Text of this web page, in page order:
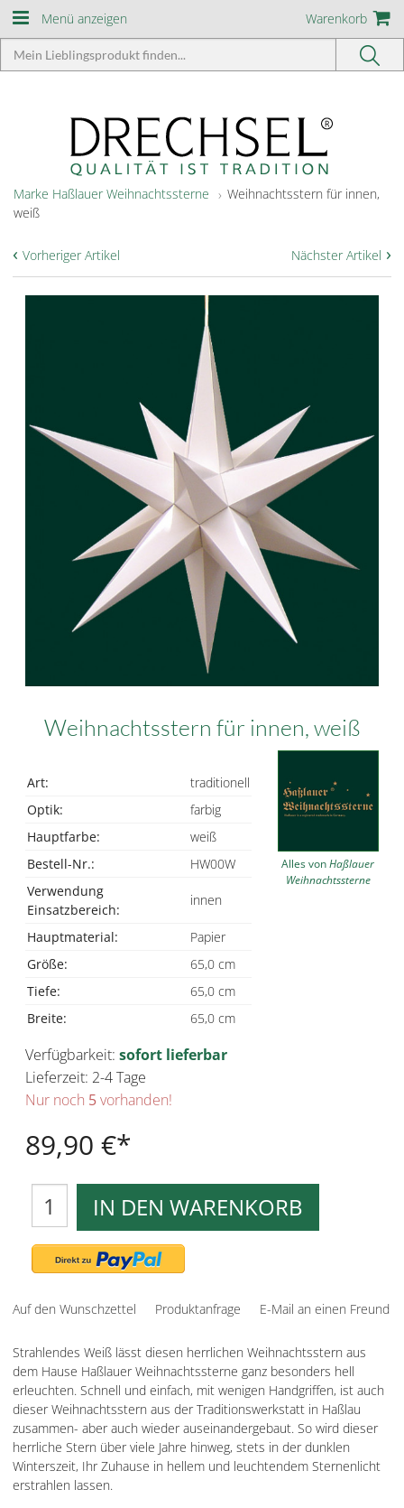
Menü anzeigen Warenkorb
Marke Haßlauer Weihnachtssterne
Weihnachtsstern für innen,
weiß
Nächster Artikel ›
‹ Vorheriger Artikel
Weihnachtsstern für innen, weiß
Art:
traditionell
Optik:
farbig
Hauptfarbe:
weiß
Bestell-Nr.:
HW00W
Verwendung
Einsatzbereich:
innen
Hauptmaterial:
Papier
Größe:
65,0 cm
Tiefe:
65,0 cm
Breite:
65,0 cm
Alles vonHaßlauer
Weihnachtssterne
Verfügbarkeit: sofort lieferbar
Lieferzeit: 2-4 Tage
Nur noch 5vorhanden!
89,90 €
IN DEN WARENKORB
Auf den Wunschzettel Produktanfrage E-Mail an einen Freund
Strahlendes Weiß lässt diesen herrlichen Weihnachtsstern aus
dem Hause Haßlauer Weihnachtssterne ganz besonders hell
erleuchten. Schnell und einfach, mit wenigen Handgriffen, ist auch
dieser Weihnachtsstern aus der Traditionswerkstatt in Haßlau
zusammen- aber auch wieder auseinandergebaut. So wird dieser
herrliche Stern über viele Jahre hinweg, stets in der dunklen
Winterszeit, Ihr Zuhause in hellem und leuchtendem Sternenlicht
erstrahlen lassen.